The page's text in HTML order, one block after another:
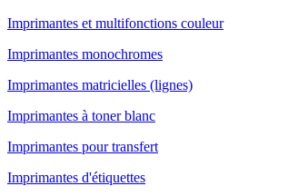
Imprimantes et multifonctions couleur
Imprimantes monochromes
Imprimantes matricielles (lignes)
Imprimantes à toner blanc
Imprimantes pour transfert
Imprimantes d'étiquettes